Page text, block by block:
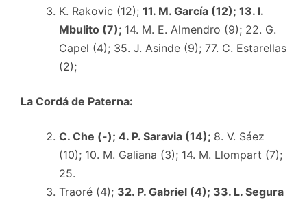
K. Rakovic (12); 11. M. García (12); 13. I.
Mbulito (7); 14. M. E. Almendro (9); 22. G.
Capel (4); 35. J. Asinde (9); 77. C. Estarellas
(2);
La Cordá de Paterna:
C. Che (-); 4. P. Saravia (14); 8. V. Sáez
(10); 10. M. Galiana (3); 14. M. Llompart (7);
25.
Traoré (4); 32. P. Gabriel (4); 33. L. Segura